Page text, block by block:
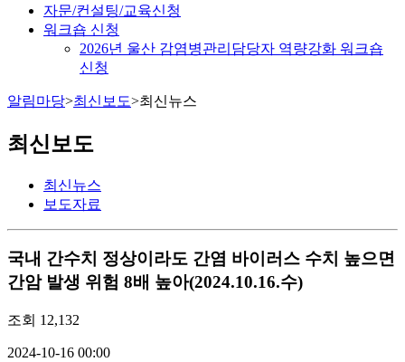
자문/컨설팅/교육신청
워크숍 신청
2026년 울산 감염병관리담당자 역량강화 워크숍
신청
알림마당>최신보도>최신뉴스
최신보도
최신뉴스
보도자료
국내 간수치 정상이라도 간염 바이러스 수치 높으면
간암 발생 위험 8배 높아(2024.10.16.수)
조회 12,132
2024-10-16 00:00